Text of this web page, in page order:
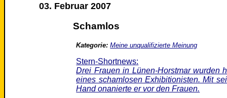
03. Februar 2007
Schamlos
Kategorie: Meine unqualifizierte Meinung
Stern-Shortnews:
Drei Frauen in Lünen-Horstmar wurden
eines schamlosen Exhibitionisten. Mit
Hand onanierte er vor den Frauen.